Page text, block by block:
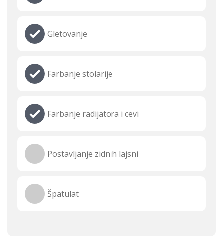
Gletovanje
Farbanje stolarije
Farbanje radijatora i cevi
Postavljanje zidnih lajsni
Špatulat